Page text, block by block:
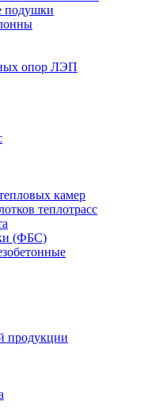
подушки
опор ЛЭП
камер
теплотрасс
(ФБС)
продукции